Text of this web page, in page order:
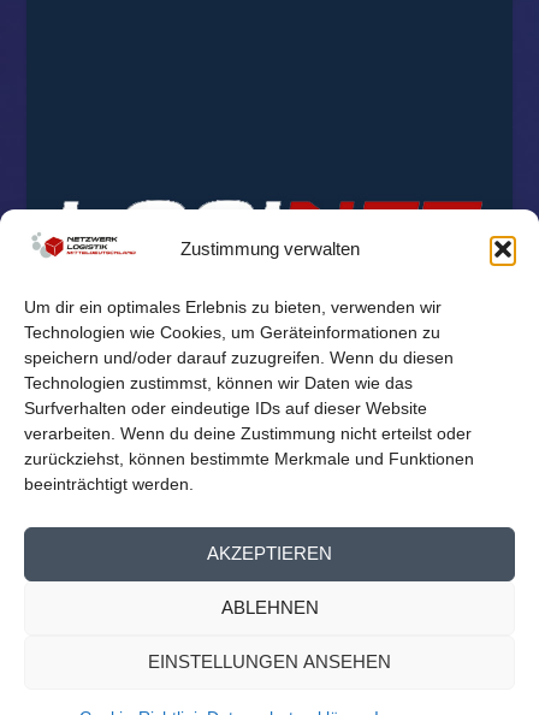
Zustimmung verwalten
Um dir ein optimales Erlebnis zu bieten, verwenden wir
Technologien wie Cookies, um Geräteinformationen zu
speichern und/oder darauf zuzugreifen. Wenn du diesen
Technologien zustimmst, können wir Daten wie das
Surfverhalten oder eindeutige IDs auf dieser Website
verarbeiten. Wenn du deine Zustimmung nicht erteilst oder
zurückziehst, können bestimmte Merkmale und Funktionen
beeinträchtigt werden.
AKZEPTIEREN
ABLEHNEN
EINSTELLUNGEN ANSEHEN
Reichelt Kommunikationsberatung
Mitglieder Übersicht Kontakt Impressum
Datenschutz
Cookie-Richtlinie (EU)